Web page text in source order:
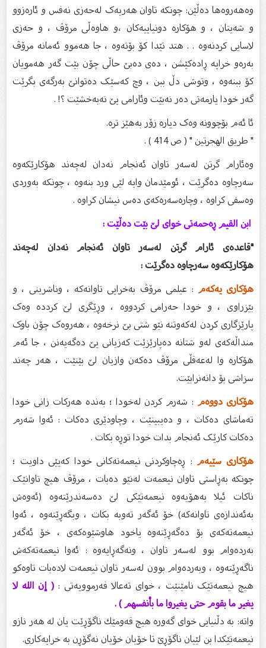
وەهەروەها دەڵێن: چونکە تاوان هەریەک لەحەزی نەفس و ئارەزوو
و شەیتان ، و هۆکارە دونیاییەکان ،و هاوەڵی مرۆڤ ، و حەزی
لاسایی کردنەوە . . هتد تێدا کۆ بۆتەوە ، جا هەموو ئەمانە مرۆڤ
بەرەو خراپە ڕادەکێشن ، دەی دەبێ حاڵی چۆن بێت گەر هەمویان
کۆ ببنەوە ، وتوشی دڵ ببن ، وچ کەسێک دەتوانێ بەرگەی بگرێت
گەر خودا یارمەتی دەر نەبێت وئارامی پێ نەبەخشێت ؟! .
ئا ئەم بۆچوونە وەک دیارە زۆر بەهێز ترە.
" طريق الهجرتين " ( ص 414 ) .
وەئارام گرتن لەسەر تاوان ئەنجام نەدان لەچەند هۆکارێکەوە
سەرچاوە دەگرێت ، ئومێدمان وایە لێی ورد بنەوە ، چونکە بەوردی
وەسفی کراوە ، وچارەسەرەکەی دەس نیشان کراوە .
ابن القيم ڕەحمەتی خوای لێ بێت دەڵێت :
"قاعدەی ئارام گرتن لەسەر تاوان ئەنجام نەدان لەچەند
هۆکارێکەوە سەرچاوە دەگرێت :
هۆکاری یەکەم: عیلمی مرۆڤ بەخراپی تاوانەکە ، وناشرینی ، و
بێزراوی ، و خودا حەرامی کردووە ، وڕێگری لێ کرددە وەک
پارێزگاری کردن لەکەوتنە نێو شتی بێ نرخەوە ، هەروەک چۆن باوک
منداڵەکەی لەو شتانە دەپارێزێت کەزیانی پێ دەگەیەنن ، جا ئەم
هۆکارە وا لەعەقڵی مرۆڤ دەکەن وازیان لێ بێنێت ، هەر چەند
سزاشی بۆ دانەنرابێت.
هۆکاری دووەم: شەرم کردن لەخودا ؛ بەندە هەرکات زانی خودا
تەماشای دەکات ، و دەیبینێت ، وچاودێری دەکات : ئەوا شەرم
دەکات کارێک ئەنجام بدات خودا توڕە بکات .
هۆکاری سێیەم: ڕەچاوکردنی نیعمەتەکانی خودا کەپێی داویت ؛
چونکە بەڕاستی تاوان نیعمەت لەنێو دەبات ، مرۆڤ هیچ تاوانێک
ناکات ئیلا بەهۆیەوە نیعمەتێکی لێ دەسەندرێتەوە (ئەوەش
بەئەندازەی تاوانەکە) خۆ ئەگەر تەوبە بکات ، وبگەڕێتەوە ، ئەوا
نیعمەتەکەی بۆ دەگەڕێتەوە یاخود هاوشێوەکەی ، خۆ ئەگەر
بەردەوام بوو لەسەر تاوان ، ونەگەڕایەوە : ئەوا نیعمەتەکەش
ناگەڕێتەوە ، وبەردەوام بوون لەسەر تاوان نیعمەت لادەبات تاوەکو
هیچ نیعمەتێک نامێنێت ، خوای تەعالا فەرموویەتی : ( إن الله لا
يغير ما بقوم حتى يغيروا ما بأنفسهم ) .
واته: به‌ دڵنیایى خوای گه‌وره‌ هیچ قه‌ومێك ناگۆڕێت یان له‌ هه‌ر نازو
نیعمه‌تێكدا بن لێیان ناگۆڕێ تا خۆیان خۆیان نه‌گۆڕن به‌ خراپه‌كاری.